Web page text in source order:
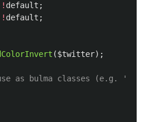
! default ;
! default ;
($twitter);
as bulma classes (e.g.